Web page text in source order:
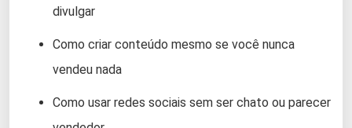
divulgar
Como criar conteúdo mesmo se você nunca
vendeu nada
Como usar redes sociais sem ser chato ou parecer